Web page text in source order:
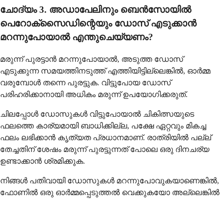
ചോദ്യം 3. അഡാപേലിനും ബെൻസോയിൽ
പെറോക്സൈഡിന്റെയും ഡോസ് എടുക്കാൻ
മറന്നുപോയാൽ എന്തുചെയ്യണം?
മരുന്ന് പുരട്ടാൻ മറന്നുപോയാൽ, അടുത്ത ഡോസ്
എടുക്കുന്ന സമയത്തിനടുത്ത് എത്തിയിട്ടില്ലെങ്കിൽ, ഓർമ്മ
വരുമ്പോൾ തന്നെ പുരട്ടുക. വിട്ടുപോയ ഡോസ്
പരിഹരിക്കാനായി അധികം മരുന്ന് ഉപയോഗിക്കരുത്.
ചിലപ്പോൾ ഡോസുകൾ വിട്ടുപോയാൽ ചികിത്സയുടെ
ഫലത്തെ കാര്യമായി ബാധിക്കില്ല, പക്ഷേ ഏറ്റവും മികച്ച
ഫലം ലഭിക്കാൻ കൃത്യത പ്രധാനമാണ്. രാത്രിയിൽ പല്ല്
തേച്ചതിന് ശേഷം മരുന്ന് പുരട്ടുന്നത് പോലെ ഒരു ദിനചര്യ
ഉണ്ടാക്കാൻ ശ്രമിക്കുക.
നിങ്ങൾ പതിവായി ഡോസുകൾ മറന്നുപോവുകയാണെങ്കിൽ,
ഫോണിൽ ഒരു ഓർമ്മപ്പെടുത്തൽ വെക്കുകയോ അല്ലെങ്കിൽ